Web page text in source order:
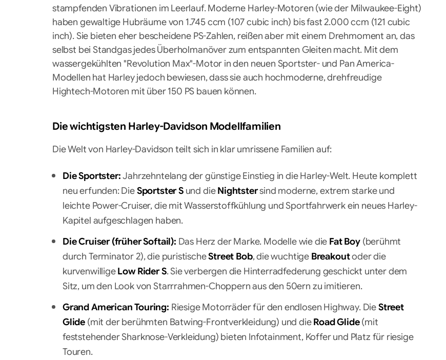
stampfenden Vibrationen im Leerlauf. Moderne Harley-Motoren (wie der Milwaukee-Eight)
haben gewaltige Hubräume von 1.745 ccm (107 cubic inch) bis fast 2.000 ccm (121 cubic
inch). Sie bieten eher bescheidene PS-Zahlen, reißen aber mit einem Drehmoment an, das
selbst bei Standgas jedes Überholmanöver zum entspannten Gleiten macht. Mit dem
wassergekühlten "Revolution Max"-Motor in den neuen Sportster- und Pan America-
Modellen hat Harley jedoch bewiesen, dass sie auch hochmoderne, drehfreudige
Hightech-Motoren mit über 150 PS bauen können.
Die wichtigsten Harley-Davidson Modellfamilien
Die Welt von Harley-Davidson teilt sich in klar umrissene Familien auf:
Die Sportster:Jahrzehntelang der günstige Einstieg in die Harley-Welt. Heute komplett
neu erfunden: DieSportster Sund dieNightstersind moderne, extrem starke und
leichte Power-Cruiser, die mit Wasserstoffkühlung und Sportfahrwerk ein neues Harley-
Kapitel aufgeschlagen haben.
Die Cruiser (früher Softail):Das Herz der Marke. Modelle wie dieFat Boy(berühmt
durch Terminator 2), die puristischeStreet Bob, die wuchtigeBreakoutoder die
kurvenwilligeLow Rider S. Sie verbergen die Hinterradfederung geschickt unter dem
Sitz, um den Look von Starrrahmen-Choppern aus den 50ern zu imitieren.
Grand American Touring:Riesige Motorräder für den endlosen Highway. DieStreet
Glide(mit der berühmten Batwing-Frontverkleidung) und dieRoad Glide(mit
feststehender Sharknose-Verkleidung) bieten Infotainment, Koffer und Platz für riesige
Touren.